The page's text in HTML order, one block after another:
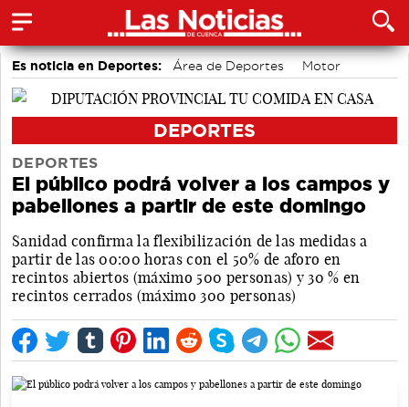
Es noticia en Deportes: Área de Deportes
Motor
Bádminton
DEPORTES
DEPORTES
El público podrá volver a los campos y
pabellones a partir de este domingo
Sanidad confirma la flexibilización de las medidas a
partir de las 00:00 horas con el 50% de aforo en
recintos abiertos (máximo 500 personas) y 30 % en
recintos cerrados (máximo 300 personas)